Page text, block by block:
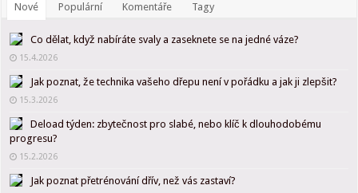
Nové Populární Komentáře Tagy
Co dělat, když nabíráte svaly a zaseknete se na jedné váze?
15.4.2026
Jak poznat, že technika vašeho dřepu není v pořádku a jak ji zlepšit?
15.3.2026
Deload týden: zbytečnost pro slabé, nebo klíč k dlouhodobému
progresu?
15.2.2026
Jak poznat přetrénování dřív, než vás zastaví?